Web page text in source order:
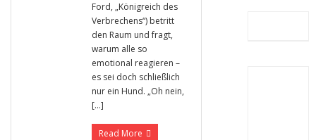
Ford, „Königreich des
Verbrechens“) betritt
den Raum und fragt,
warum alle so
emotional reagieren –
es sei doch schließlich
nur ein Hund. „Oh nein,
[…]
Read More